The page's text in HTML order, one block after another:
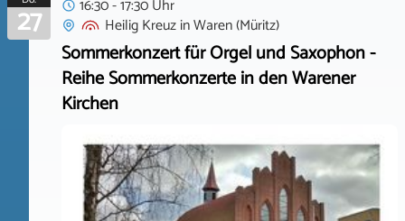
27
16:30 - 17:30 Uhr
Heilig KreuzinWaren (Müritz)
Sommerkonzert für Orgel und Saxophon -
Reihe Sommerkonzerte in den Warener
Kirchen